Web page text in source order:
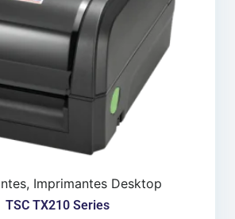
Imprimantes Desktop
TSC TX210 Series